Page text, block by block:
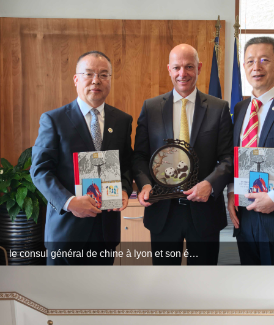
le consul général de chine à lyon et son épouse visitent chamonix